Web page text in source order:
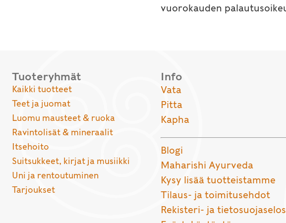
vuorokauden
Tuoteryhmät
Kaikki tuotteet
Teet ja juomat
Luomu mausteet & ruoka
Ravintolisät & mineraalit
Itsehoito
Suitsukkeet, kirjat ja musiikki
Uni ja rentoutuminen
Tarjoukset
Info
Vata
Pitta
Kapha
Blogi
Maharishi Ayurveda
Kysy lisää tuotteistamme
Tilaus- ja toimitusehdot
Rekisteri- ja